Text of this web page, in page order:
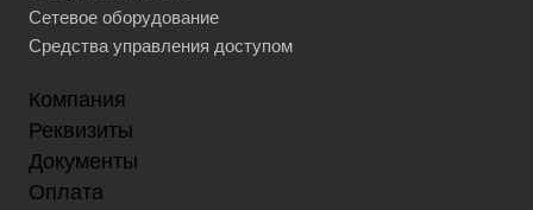
Сетевое оборудование
Средства управления доступом
Компания
Реквизиты
Документы
Оплата